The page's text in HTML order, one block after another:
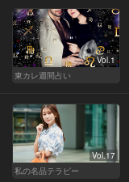
Vol.1
東カレ週間占い
Vol.17
私の名品テラピー